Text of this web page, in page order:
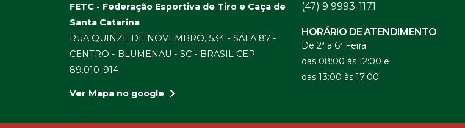
FETC - Federação Esportiva de Tiro e Caça de
Santa Catarina
RUA QUINZE DE NOVEMBRO, 534 - SALA 87 -
CENTRO - BLUMENAU - SC - BRASIL CEP
89.010-914
Ver Mapa no google
(47) 9 9993-1171
HORÁRIO DE ATENDIMENTO
De 2ª a 6ª Feira
das 08:00 às 12:00 e
das 13:00 às 17:00